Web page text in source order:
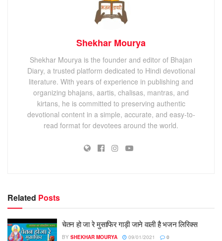
Shekhar Mourya
Shekhar Mourya is the founder and editor of Bhajan
Diary, a trusted platform dedicated to Hindi devotional
literature. With years of experience in publishing and
organizing bhajans, aartis, chalisas, mantras, and
kirtans, he is committed to preserving authentic
devotional content in a simple, accurate, and easy-to-
read format for devotees around the world.
Related Posts
चेतन हो जा रे मुसाफिर गाड़ी जाने वाली है भजन लिरिक्स
BY SHEKHAR MOURYA 09/01/2021 0